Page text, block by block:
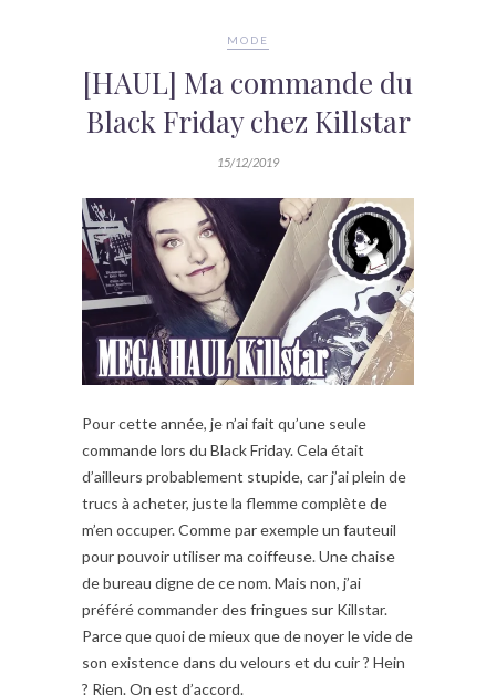
MODE
[HAUL] Ma commande du
Black Friday chez Killstar
15/12/2019
Pour cette année, je n’ai fait qu’une seule
commande lors du Black Friday. Cela était
d’ailleurs probablement stupide, car j’ai plein de
trucs à acheter, juste la flemme complète de
m’en occuper. Comme par exemple un fauteuil
pour pouvoir utiliser ma coiffeuse. Une chaise
de bureau digne de ce nom. Mais non, j’ai
préféré commander des fringues sur Killstar.
Parce que quoi de mieux que de noyer le vide de
son existence dans du velours et du cuir ? Hein
? Rien. On est d’accord.